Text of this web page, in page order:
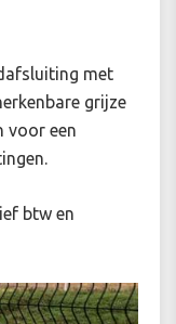
met
grijze
voor een
btw en